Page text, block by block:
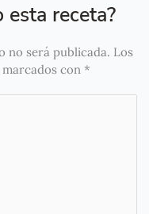
esta receta?
no será publicada. Los
con *